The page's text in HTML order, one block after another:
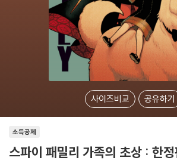
사이즈비교 공유하기
소득공제
스파이 패밀리 가족의 초상 : 한